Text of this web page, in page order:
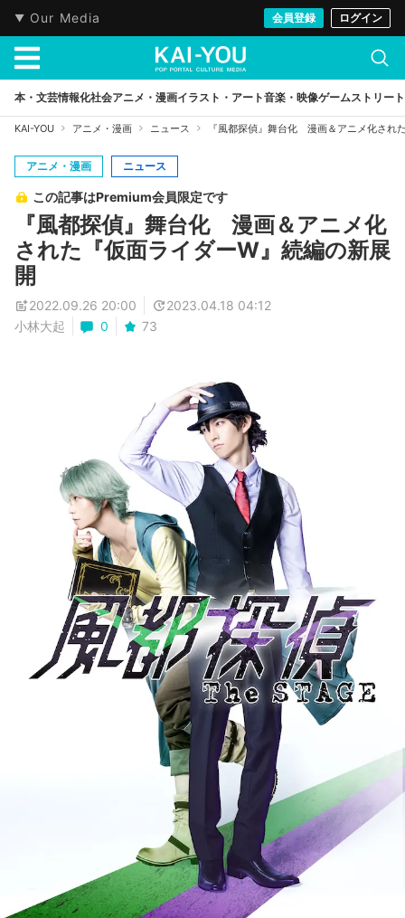
Our Media 会員登録 ログイン
本・文芸情報化社会アニメ・漫画イラスト・アート音楽・映像ゲームストリート
KAI-YOU アニメ・漫画 ニュース 『風都探偵』舞台化 漫画＆アニメ化され
アニメ・漫画 ニュース
この記事はPremium会員限定です
『風都探偵』舞台化 漫画＆アニメ化
された『仮面ライダーW』続編の新展
開
2022.09.26 20:00
2023.04.18 04:12
小林大起
0 73